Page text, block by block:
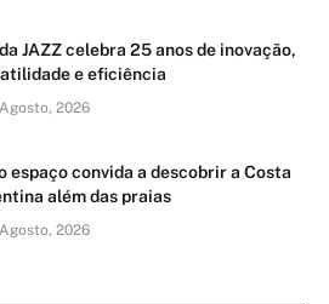
JAZZ celebra 25 anos de inovação,
e eficiência
2026
espaço convida a descobrir a Costa
além das praias
2026